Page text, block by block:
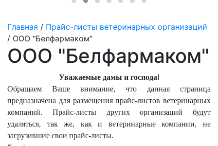
Главная / Прайс-листы ветеринарных организаций
/ ООО "Белфармаком"
ООО "Белфармаком"
Уважаемые дамы и господа!
Обращаем Ваше внимание, что данная страница
предназначена для размещения прайс-листов ветеринарных
компаний. Прайс-листы других организаций будут
удаляться, так же, как и ветеринарные компании, не
загрузившие свои прайс-листы.